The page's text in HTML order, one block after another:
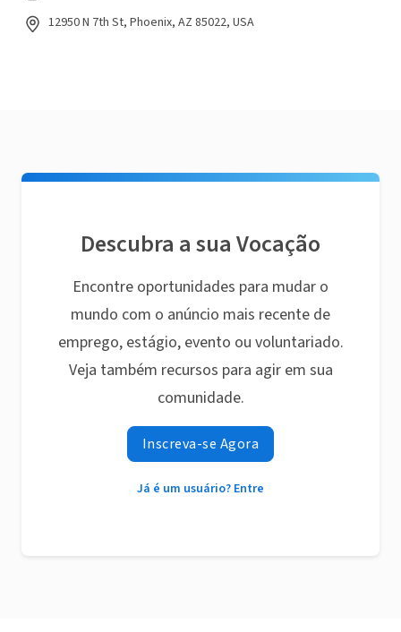
12950 N 7th St, Phoenix, AZ 85022, USA
Descubra a sua Vocação
Encontre oportunidades para mudar o
mundo com o anúncio mais recente de
emprego, estágio, evento ou voluntariado.
Veja também recursos para agir em sua
comunidade.
Inscreva-se Agora
Já é um usuário? Entre